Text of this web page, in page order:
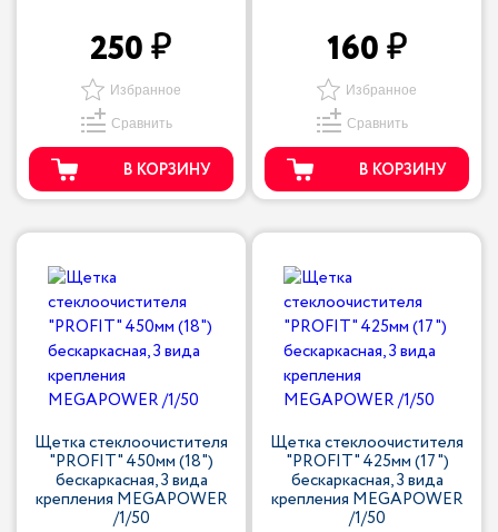
250
Избранное
Сравнить
В КОРЗИНУ
160
Избранное
Сравнить
В КОРЗИНУ
Щетка стеклоочистителя
"PROFIT" 450мм (18")
бескаркасная, 3 вида
крепления MEGAPOWER
/1/50
Щетка стеклоочистителя
"PROFIT" 425мм (17")
бескаркасная, 3 вида
крепления MEGAPOWER
/1/50